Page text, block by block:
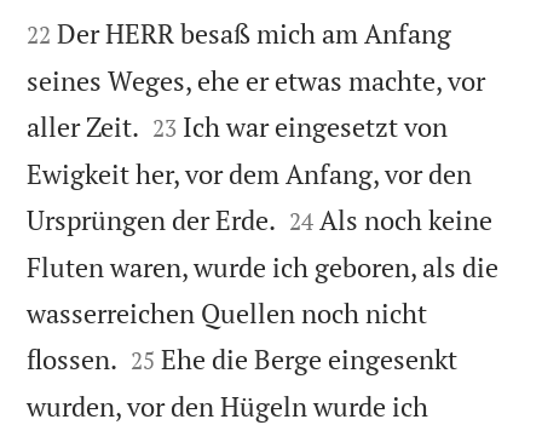


22 Der HERR besaß mich am Anfang
seines Weges, ehe er etwas machte, vor
aller Zeit. 

23 Ich war eingesetzt von
Ewigkeit her, vor dem Anfang, vor den
Ursprüngen der Erde. 

24 Als noch keine
Fluten waren, wurde ich geboren, als die
wasserreichen Quellen noch nicht
flossen. 

25 Ehe die Berge eingesenkt
wurden, vor den Hügeln wurde ich